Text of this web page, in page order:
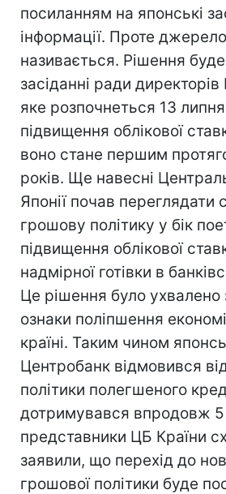
посиланням на японські
інформації. Проте
називається. Рішення
засіданні ради директорів
яке розпочнеться 13
підвищення облікової
воно стане першим
років. Ще навесні
Японії почав
грошову політику у бік
підвищення облікової
надмірної готівки в
Це рішення було ухвалено
ознаки поліпшення
країні. Таким чином
Центробанк відмовився
політики полегшеного
дотримувався впродовж 5
представники ЦБ Країни
заявили, що перехід до
грошової політики буде